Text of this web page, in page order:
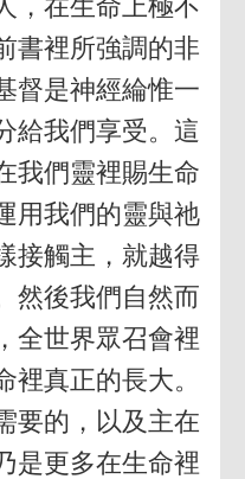
，在生命上極不
書裡所強調的非
督是神經綸惟一
給我們享受。這
我們靈裡賜生命
用我們的靈與祂
接觸主，就越得
然後我們自然而
全世界眾召會裡
真正的長大。
要的，以及主在
是更多在生命裡